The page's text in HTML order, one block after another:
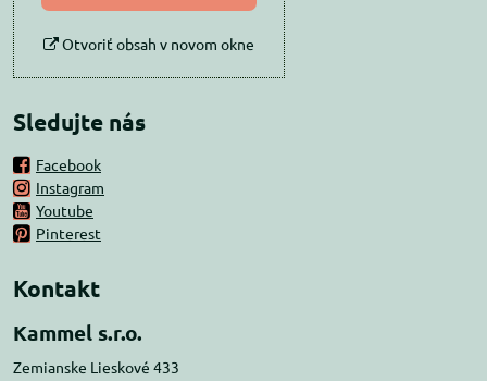
Otvoriť obsah v novom okne
Sledujte nás
Facebook
Instagram
Youtube
Pinterest
Kontakt
Kammel s.r.o.
Zemianske Lieskové 433